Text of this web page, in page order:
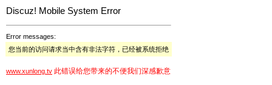
Discuz! Mobile System Error
Error messages:
您当前的访问请求当中含有非法字符，已经被系统拒绝
www.xunlong.tv 此错误给您带来的不便我们深感歉意